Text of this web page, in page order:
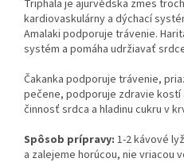
Triphala je ajurvédska zmes
kardiovaskulárny a dýchací
Amalaki podporuje trávenie.
systém a pomáha udržiavať
Čakanka podporuje trávenie,
pečene, podporuje zdravie kostí
činnosť srdca a hladinu cukru v
Spôsob prípravy: 1-2 kávové
a zalejeme horúcou, nie vriacou